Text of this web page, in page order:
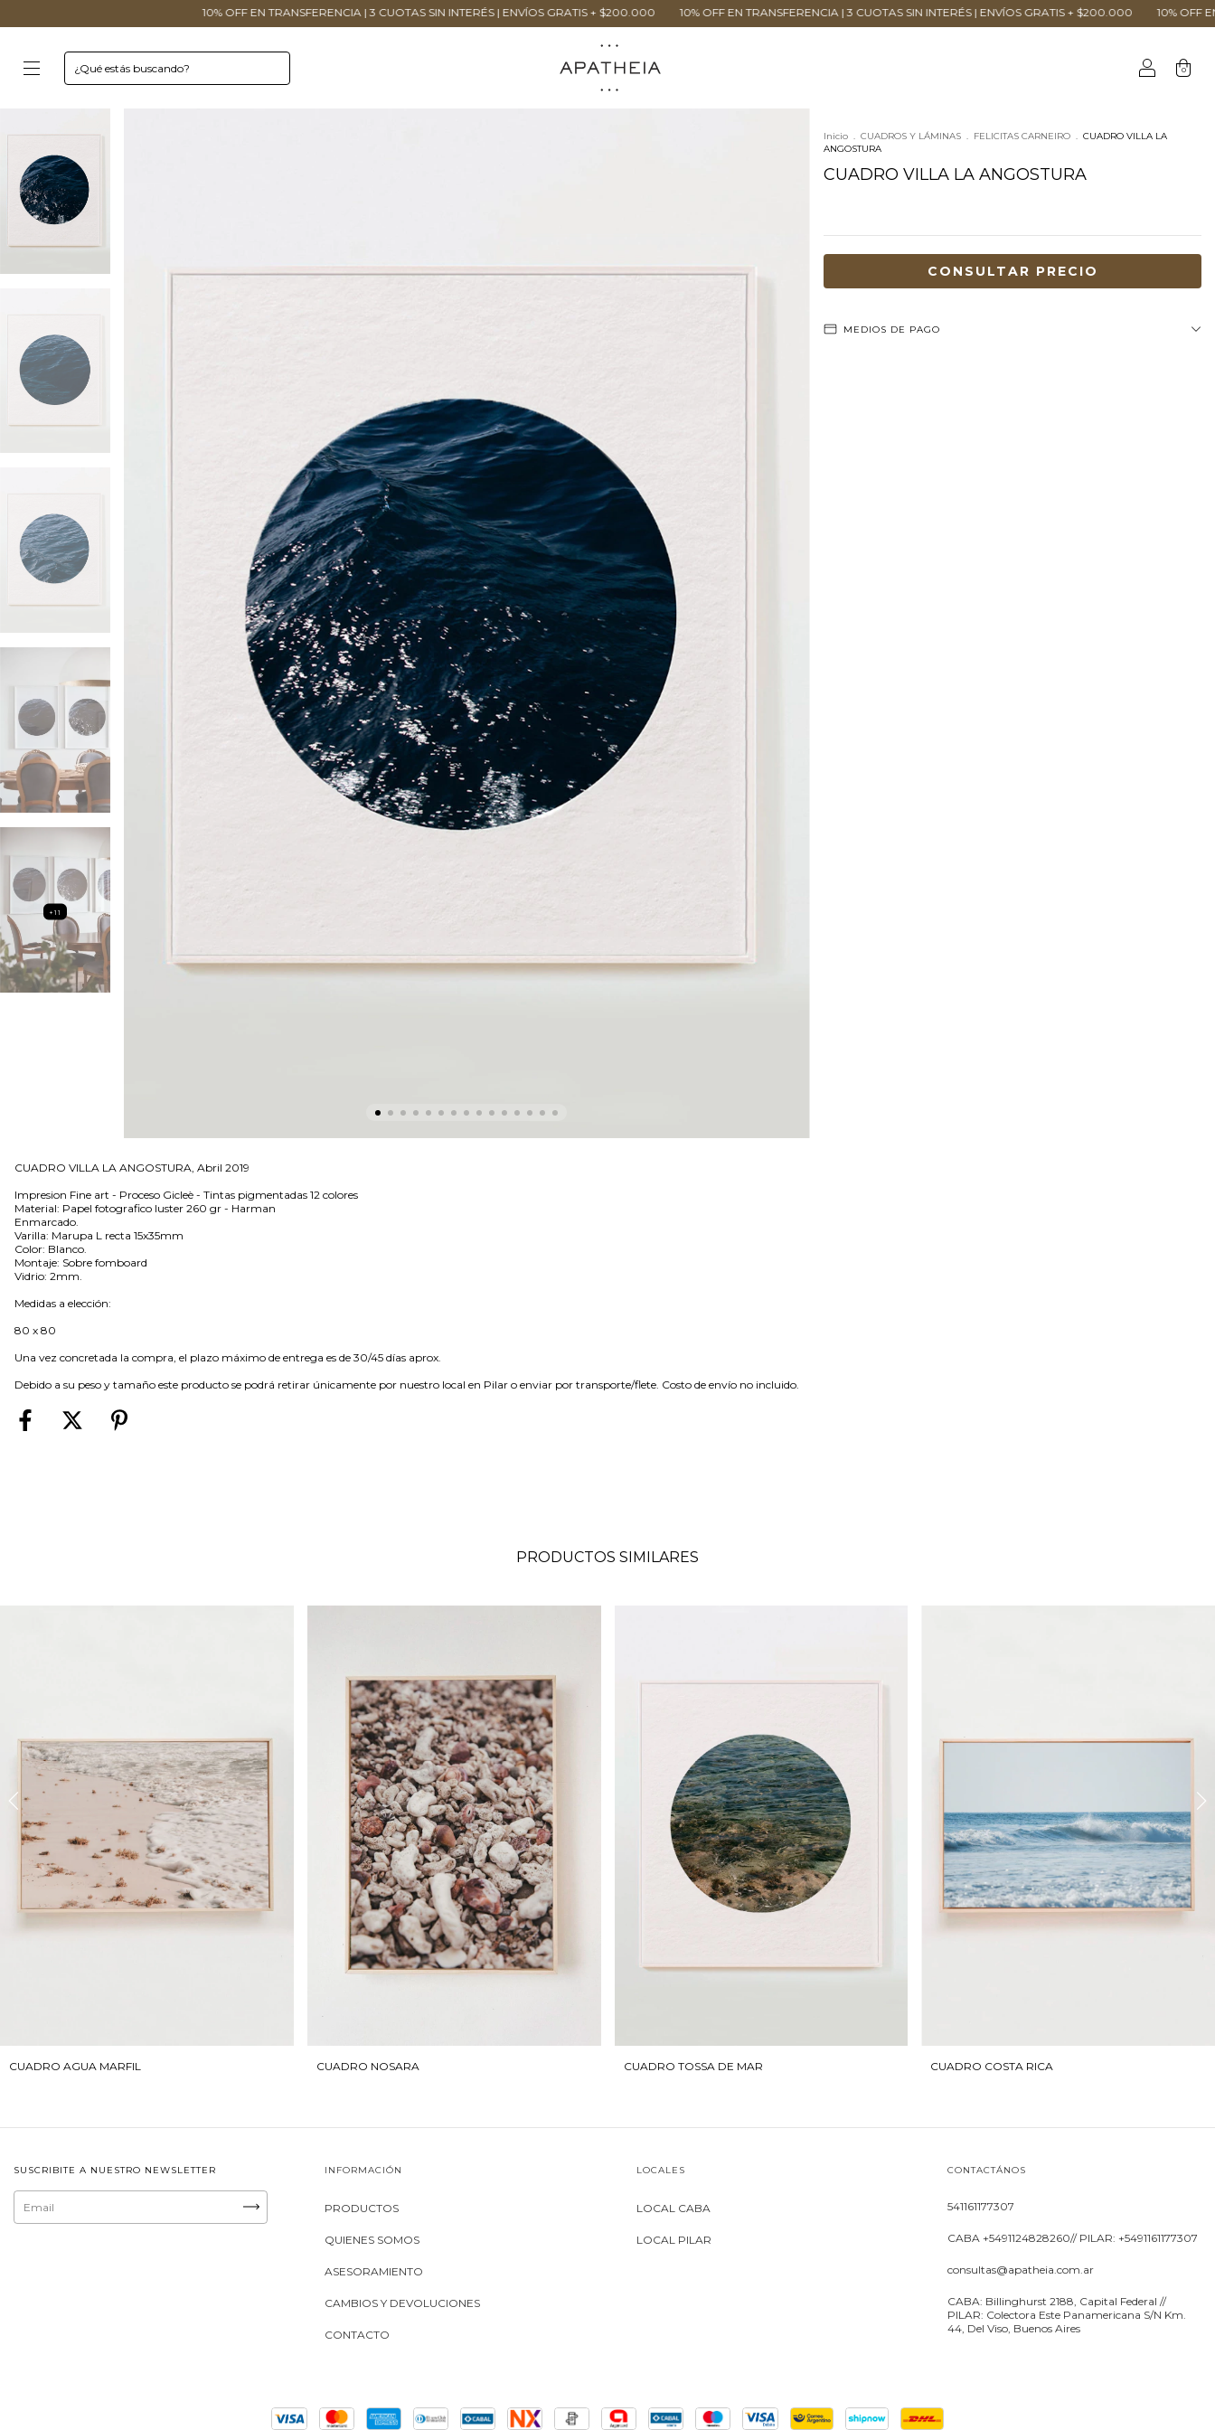
10% OFF EN TRANSFERENCIA | 3 CUOTAS SIN INTERÉS | ENVÍOS GRATIS + $200.000 10% OFF EN TRANSFERENCIA | 3 CUOTAS SIN INTERÉS | ENVÍOS GRATIS + $200.000 10% OFF EN
0
+11
Inicio . CUADROS Y LÁMINAS . FELICITAS CARNEIRO . CUADRO VILLA LA
ANGOSTURA
CUADRO VILLA LA ANGOSTURA
MEDIOS DE PAGO
CUADRO VILLA LA ANGOSTURA, Abril 2019
Impresion Fine art - Proceso Gicleè - Tintas pigmentadas 12 colores
Material: Papel fotografico luster 260 gr - Harman
Enmarcado.
Varilla: Marupa L recta 15x35mm
Color: Blanco.
Montaje: Sobre fomboard
Vidrio: 2mm.
Medidas a elección:
80 x 80
Una vez concretada la compra, el plazo máximo de entrega es de 30/45 días aprox.
Debido a su peso y tamaño este producto se podrá retirar únicamente por nuestro local en Pilar o enviar por transporte/flete. Costo de envío no incluido.
PRODUCTOS SIMILARES
CUADRO AGUA MARFIL CUADRO NOSARA CUADRO TOSSA DE MAR CUADRO COSTA RICA
SUSCRIBITE A NUESTRO NEWSLETTER INFORMACIÓN
PRODUCTOS
QUIENES SOMOS
ASESORAMIENTO
CAMBIOS Y DEVOLUCIONES
CONTACTO
LOCALES
LOCAL CABA
LOCAL PILAR
CONTACTÁNOS
541161177307
CABA +5491124828260// PILAR: +5491161177307
consultas@apatheia.com.ar
CABA: Billinghurst 2188, Capital Federal //
PILAR: Colectora Este Panamericana S/N Km.
44, Del Viso, Buenos Aires